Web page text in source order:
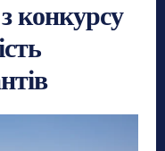
конкурсу